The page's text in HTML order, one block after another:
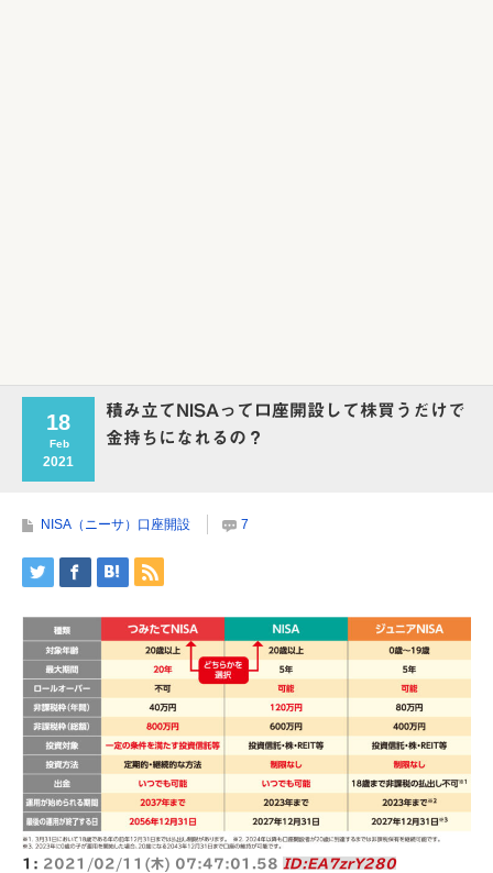
18
Feb
2021
積み立てNISAって口座開設して株買うだけで
金持ちになれるの？
NISA（ニーサ）口座開設 7
1: 2021/02/11(木) 07:47:01.58 ID:EA7zrY280